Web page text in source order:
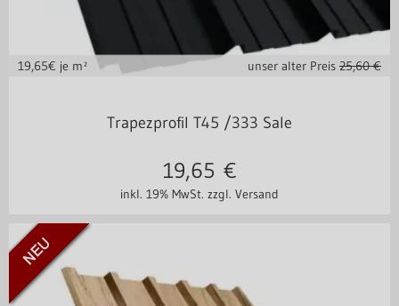
19,65€ je m² unser alter Preis 25,60 €
Trapezprofil T45 /333 Sale
inkl. 19% MwSt. zzgl. Versand
19,65 €